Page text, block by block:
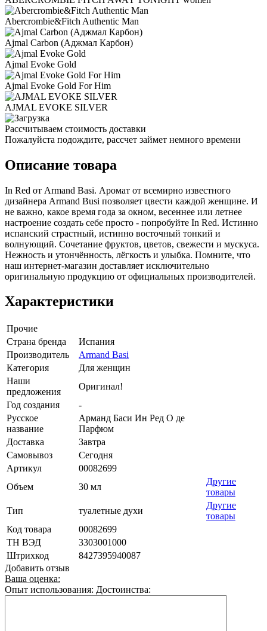
Abercrombie&Fitch Authentic Man
Ajmal Carbon (Аджмал Карбон)
Ajmal Evoke Gold
Ajmal Evoke Gold For Him
AJMAL EVOKE SILVER
Рассчитываем стоимость доставки
Пожалуйста подождите, рассчет займет немного времени
Описание товара
In Red от Armand Basi. Аромат от всемирно известного
дизайнера Armand Busi позволяет цвести каждой женщине. И
не важно, какое время года за окном, весеннее или летнее
настроение создать себе просто - попробуйте In Red. Истинно
испанский страстный, истинно восточный тонкий и
волнующий. Сочетание фруктов, цветов, свежести и мускуса.
Нежность и утончённость, лёгкость и улыбка. Помните, что
наш интернет-магазин доставляет исключительно
оригинальную продукцию от официальных производителей.
Характеристики
Прочие
Страна бренда
Испания
Производитель
Armand Basi
Категория
Для женщин
Наши
предложения
Оригинал!
Год создания
-
Русское
название
Арманд Баси Ин Ред О де
Парфюм
Доставка
Завтра
Самовывоз
Сегодня
Артикул
00082699
Объем
30 мл
Другие
товары
Тип
туалетные духи
Другие
товары
Код товара
00082699
ТН ВЭД
3303001000
Штрихкод
8427395940087
Добавить отзыв
Ваша оценка:
Опыт использования: Достоинства: